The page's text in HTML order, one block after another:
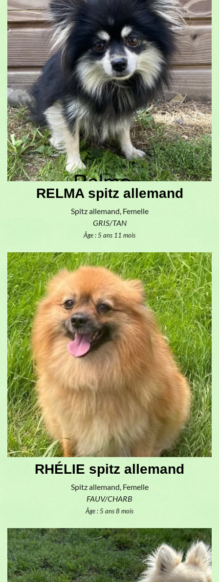
RELMA spitz allemand
Spitz allemand, Femelle
GRIS/TAN
Âge : 5 ans 11 mois
RHÉLIE spitz allemand
Spitz allemand, Femelle
FAUV/CHARB
Âge : 5 ans 8 mois